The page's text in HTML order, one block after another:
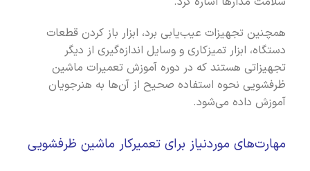
همچنین تجهیزات عیب‌یابی برد، ابزار باز کردن قطعات
دستگاه، ابزار تمیزکاری و وسایل اندازه‌گیری از دیگر
تجهیزاتی هستند که در دوره آموزش تعمیرات ماشین
ظرفشویی نحوه استفاده صحیح از آن‌ها به هنرجویان
آموزش داده می‌شود.
مهارت‌های موردنیاز برای تعمیرکار ماشین ظرفشویی